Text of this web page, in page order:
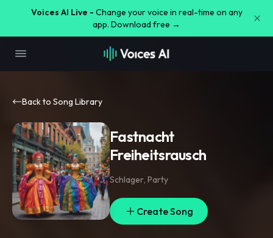
Voices AI Live - Change your voice in real-time on any
app. Download free →
Back to Song Library
Fastnacht
Freiheitsrausch
Schlager, Party
Create Song